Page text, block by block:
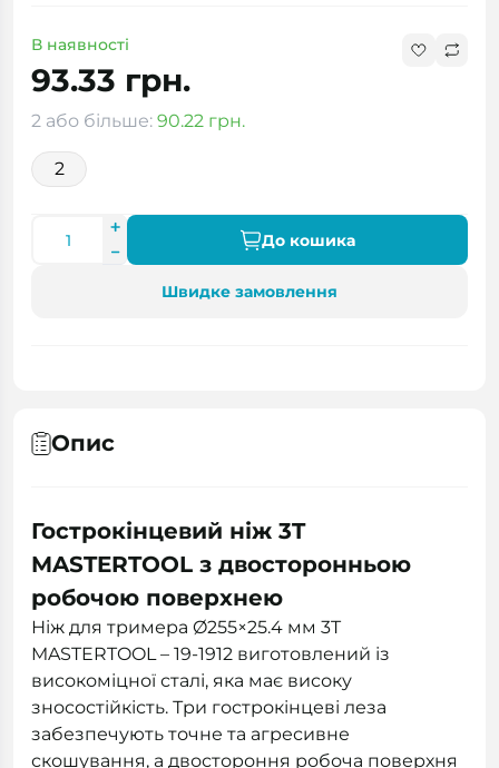
В наявності
93.33 грн.
2 або більше: 90.22 грн.
2
До кошика
Швидке замовлення
Опис
Гострокінцевий ніж 3T
MASTERTOOL з двосторонньою
робочою поверхнею
Ніж для тримера Ø255×25.4 мм 3T
MASTERTOOL – 19-1912 виготовлений із
високоміцної сталі, яка має високу
зносостійкість. Три гострокінцеві леза
забезпечують точне та агресивне
скошування, а двостороння робоча поверхня